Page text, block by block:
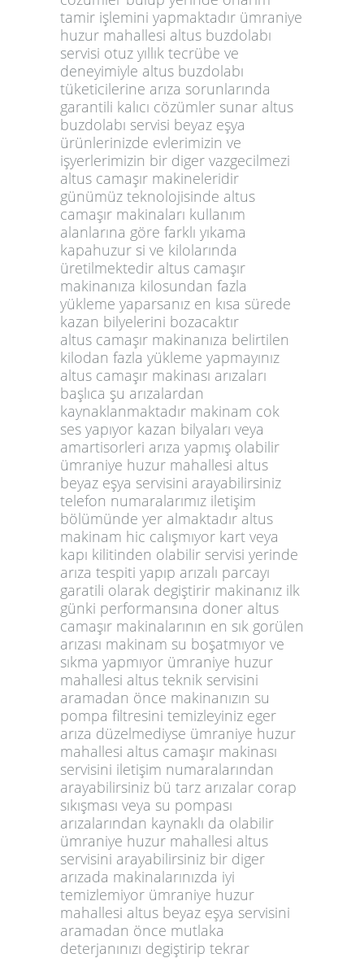
tamir işlemini yapmaktadır ümraniye
huzur mahallesi altus buzdolabı
servisi otuz yıllık tecrübe ve
deneyimiyle altus buzdolabı
tüketicilerine arıza sorunlarında
garantili kalıcı cözümler sunar altus
buzdolabı servisi beyaz eşya
ürünlerinizde evlerimizin ve
işyerlerimizin bir diger vazgecilmezi
altus camaşır makineleridir
günümüz teknolojisinde altus
camaşır makinaları kullanım
alanlarına göre farklı yıkama
kapahuzur si ve kilolarında
üretilmektedir altus camaşır
makinanıza kilosundan fazla
yükleme yaparsanız en kısa sürede
kazan bilyelerini bozacaktır
altus camaşır makinanıza belirtilen
kilodan fazla yükleme yapmayınız
altus camaşır makinası arızaları
başlıca şu arızalardan
kaynaklanmaktadır makinam cok
ses yapıyor kazan bilyaları veya
amartisorleri arıza yapmış olabilir
ümraniye huzur mahallesi altus
beyaz eşya servisini arayabilirsiniz
telefon numaralarımız iletişim
bölümünde yer almaktadır altus
makinam hic calışmıyor kart veya
kapı kilitinden olabilir servisi yerinde
arıza tespiti yapıp arızalı parcayı
garatili olarak degiştirir makinanız ilk
günki performansına doner altus
camaşır makinalarının en sık gorülen
arızası makinam su boşatmıyor ve
sıkma yapmıyor ümraniye huzur
mahallesi altus teknik servisini
aramadan önce makinanızın su
pompa filtresini temizleyiniz eger
arıza düzelmediyse ümraniye huzur
mahallesi altus camaşır makinası
servisini iletişim numaralarından
arayabilirsiniz bü tarz arızalar corap
sıkışması veya su pompası
arızalarından kaynaklı da olabilir
ümraniye huzur mahallesi altus
servisini arayabilirsiniz bir diger
arızada makinalarınızda iyi
temizlemiyor ümraniye huzur
mahallesi altus beyaz eşya servisini
aramadan önce mutlaka
deterjanınızı degiştirip tekrar